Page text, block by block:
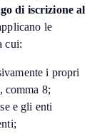
di iscrizione al
le
cui:
i propri
comma 8;
e gli enti